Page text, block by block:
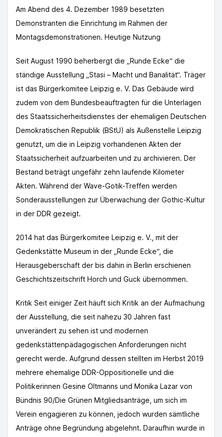
Am Abend des 4. Dezember 1989 besetzten
Demonstranten die Einrichtung im Rahmen der
Montagsdemonstrationen. Heutige Nutzung
Seit August 1990 beherbergt die „Runde Ecke“ die
ständige Ausstellung „Stasi – Macht und Banalität“. Träger
ist das Bürgerkomitee Leipzig e. V. Das Gebäude wird
zudem von dem Bundesbeauftragten für die Unterlagen
des Staatssicherheitsdienstes der ehemaligen Deutschen
Demokratischen Republik (BStU) als Außenstelle Leipzig
genutzt, um die in Leipzig vorhandenen Akten der
Staatssicherheit aufzuarbeiten und zu archivieren. Der
Bestand beträgt ungefähr zehn laufende Kilometer
Akten. Während der Wave-Gotik-Treffen werden
Sonderausstellungen zur Überwachung der Gothic-Kultur
in der DDR gezeigt.
2014 hat das Bürgerkomitee Leipzig e. V., mit der
Gedenkstätte Museum in der „Runde Ecke“, die
Herausgeberschaft der bis dahin in Berlin erschienen
Geschichtszeitschrift Horch und Guck übernommen.
Kritik Seit einiger Zeit häuft sich Kritik an der Aufmachung
der Ausstellung, die seit nahezu 30 Jahren fast
unverändert zu sehen ist und modernen
gedenkstättenpädagogischen Anforderungen nicht
gerecht werde. Aufgrund dessen stellten im Herbst 2019
mehrere ehemalige DDR-Oppositionelle und die
Politikerinnen Gesine Oltmanns und Monika Lazar von
Bündnis 90/Die Grünen Mitgliedsanträge, um sich im
Verein engagieren zu können, jedoch wurden sämtliche
Anträge ohne Begründung abgelehnt. Daraufhin wurde in